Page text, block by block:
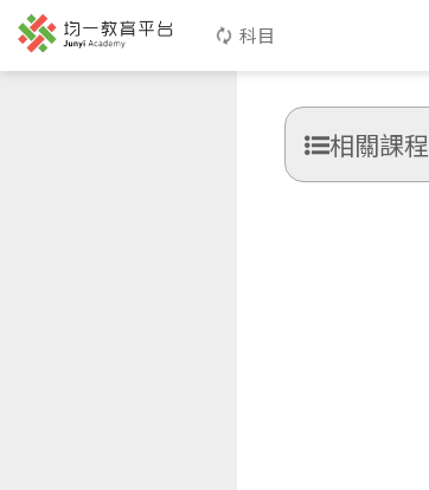
科目
相關課程